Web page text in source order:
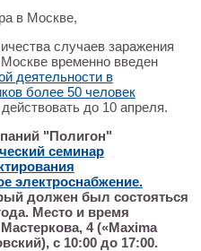
в Москве,
случаев заражения
временно введен
деятельности в
более 50 человек
до 10 апреля.
"Полигон"
семинар
электроснабжение.
должен был состояться
Место и время
4 («Maxima
с 10:00 до 17:00.